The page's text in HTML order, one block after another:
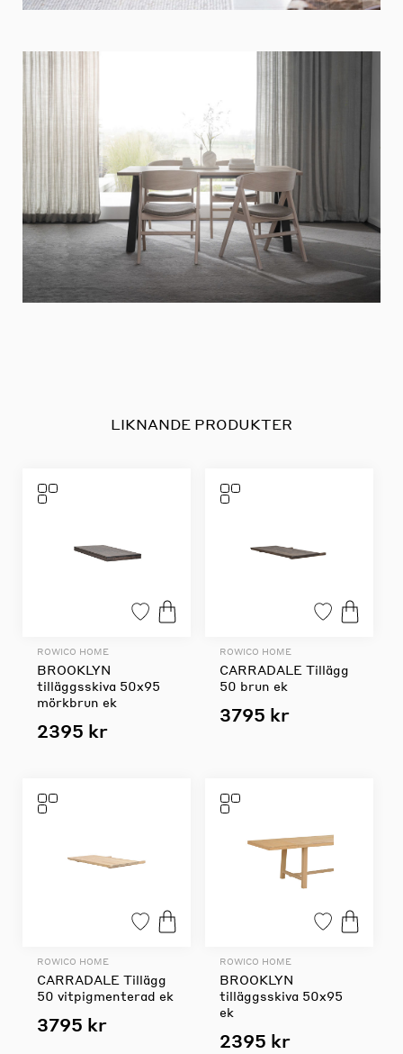
LIKNANDE PRODUKTER
ROWICO HOME
BROOKLYN
tilläggsskiva 50x95
mörkbrun ek
2395 kr
ROWICO HOME
CARRADALE Tillägg
50 brun ek
3795 kr
ROWICO HOME
CARRADALE Tillägg
50 vitpigmenterad ek
3795 kr
ROWICO HOME
BROOKLYN
tilläggsskiva 50x95
ek
2395 kr